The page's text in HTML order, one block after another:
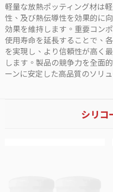
軽量な放熱ポッティング材は
性、及び熱伝導性を効果的に
効果を維持します。重要コン
使用寿命を延長することで、
を実現し、より信頼性が高く
します。製品の競争力を全面
ーンに安定した高品質のソリ
シリコ